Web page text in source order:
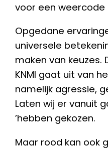
voor een weercode
Opgedane
universele
maken van keuzes.
KNMI gaat uit van
namelijk agressie,
Laten wij er vanuit
’hebben gekozen.
Maar rood kan ook